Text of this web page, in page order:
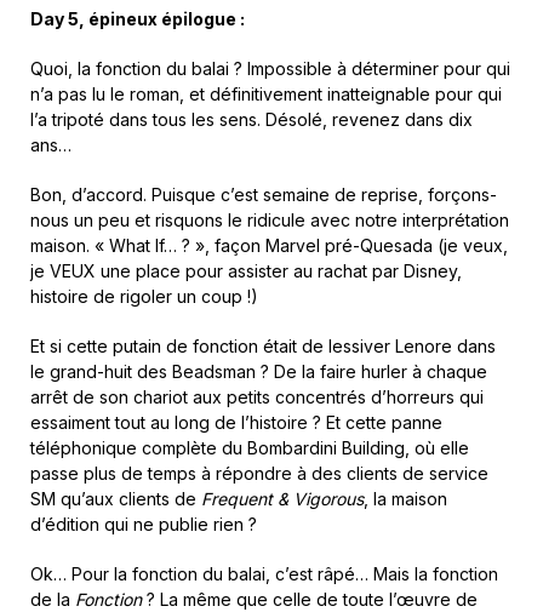
Day 5, épineux épilogue :
Quoi, la fonction du balai ? Impossible à déterminer pour qui
n’a pas lu le roman, et définitivement inatteignable pour qui
l’a tripoté dans tous les sens. Désolé, revenez dans dix
ans…
Bon, d’accord. Puisque c’est semaine de reprise, forçons-
nous un peu et risquons le ridicule avec notre interprétation
maison. « What If… ? », façon Marvel pré-Quesada (je veux,
je VEUX une place pour assister au rachat par Disney,
histoire de rigoler un coup !)
Et si cette putain de fonction était de lessiver Lenore dans
le grand-huit des Beadsman ? De la faire hurler à chaque
arrêt de son chariot aux petits concentrés d’horreurs qui
essaiment tout au long de l’histoire ? Et cette panne
téléphonique complète du Bombardini Building, où elle
passe plus de temps à répondre à des clients de service
SM qu’aux clients de Frequent & Vigorous, la maison
d’édition qui ne publie rien ?
Ok… Pour la fonction du balai, c’est râpé… Mais la fonction
de la Fonction ? La même que celle de toute l’œuvre de